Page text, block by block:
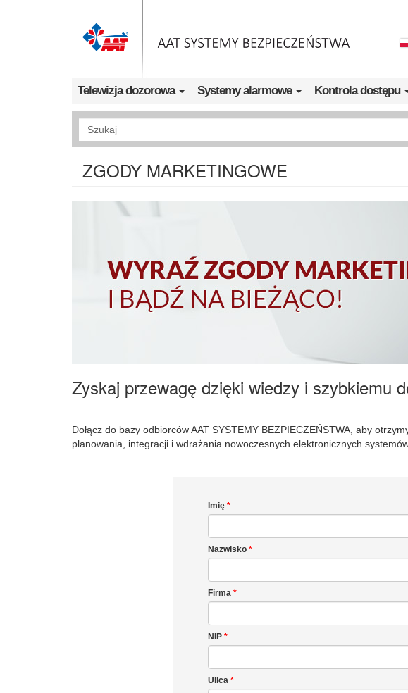
Telewizja dozorowa Systemy alarmowe Kontrola dostępu
Wyszukiwanie pełnotekstowe
ZGODY MARKETINGOWE
Zyskaj przewagę dzięki wiedzy i szybkiemu
Dołącz do bazy odbiorców AAT SYSTEMY BEZPIECZEŃSTWA, aby
planowania, integracji i wdrażania nowoczesnych elektronicznych
Imię *
Nazwisko *
Firma *
NIP *
Ulica *